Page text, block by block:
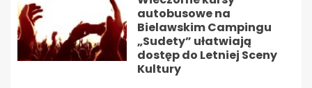
autobusowe na
Bielawskim Campingu
„Sudety” ułatwiają
dostęp do Letniej Sceny
Kultury